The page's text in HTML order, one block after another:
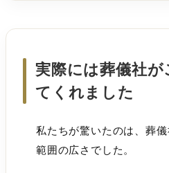
実際には葬儀社
てくれました
私たちが驚いたのは、葬
範囲の広さでした。